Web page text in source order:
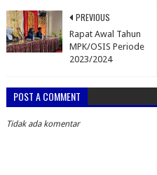
PREVIOUS
Rapat Awal Tahun
MPK/OSIS Periode
2023/2024
POST A COMMENT
Tidak ada komentar